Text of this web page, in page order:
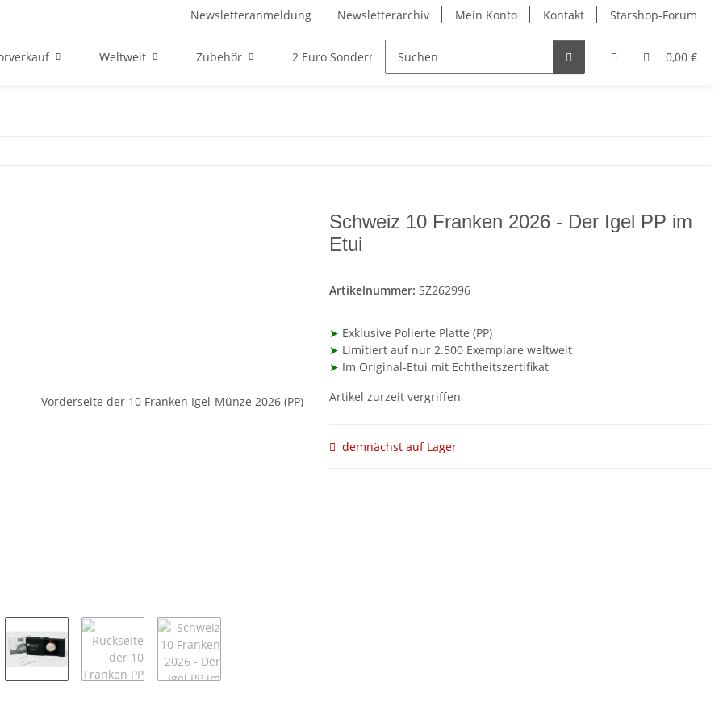
Newsletteranmeldung Newsletterarchiv Mein Konto Kontakt Starshop-Forum
0,00 €
Weltweit Zubehör 2 Euro Sondermünzen
Schweiz 10 Franken 2026 - Der Igel PP im
Etui
Artikelnummer: SZ262996
➤ Exklusive Polierte Platte (PP)
➤ Limitiert auf nur 2.500 Exemplare weltweit
➤ Im Original-Etui mit Echtheitszertifikat
Artikel zurzeit vergriffen
demnächst auf Lager